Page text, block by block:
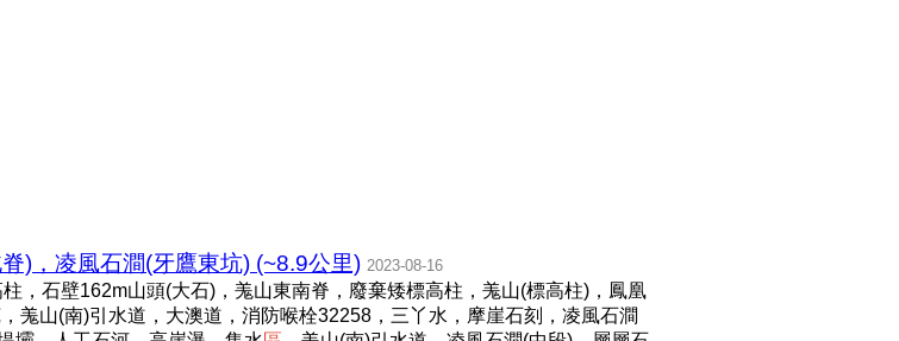
)，凌風石澗(牙鷹東坑) (~8.9公里) 2023-08-16
，石壁162m山頭(大石)，羗山東南脊，廢棄矮標高柱，羗山(標高柱)，鳳凰
羗山(南)引水道，大澳道，消防喉栓32258，三丫水，摩崖石刻，凌風石澗